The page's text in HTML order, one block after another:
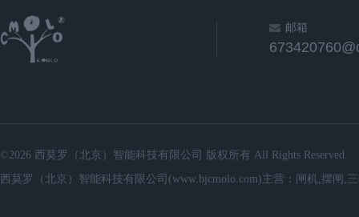
邮箱
©2026 西莫罗（北京）智能科技有限公司 版权所有 All Rights Reserved.
西莫罗（北京）智能科技有限公司(www.bjcmolo.com)主营：闸机,摆闸,